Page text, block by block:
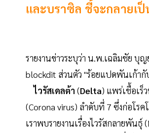
และบราซิล ชี้จะกลายเ
รายงานข่าวระบุว่า น.พ.เฉลิมชัย บุ
blockdit ส่วนตัว "ร้อยแปดพันเก้ากั
ไวรัสเดลต้า (Delta) แพร่เชื้อเร็
(Corona virus) ลำดับที่ 7 ซึ่งก่อโร
เราพบรายงานเรื่องไวรัสกลายพั